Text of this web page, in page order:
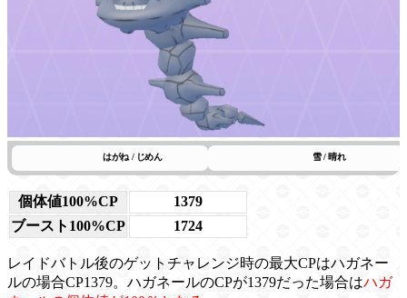
はがね / じめん 雪 / 晴れ
個体値100%CP
1379
ブースト100%CP
1724
レイドバトル後のゲットチャレンジ時の最大CPはハガネー
ルの場合CP1379。ハガネールのCPが1379だった場合はハガ